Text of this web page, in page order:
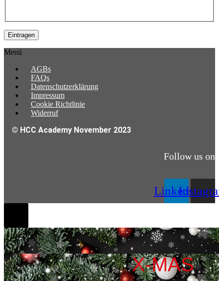
Menü
AGBs
FAQs
Datenschutzerklärung
Impressum
Cookie Richtlinie
Widerruf
© HCC Academy November 2023
Follow us on
Linkedin
X-MAS